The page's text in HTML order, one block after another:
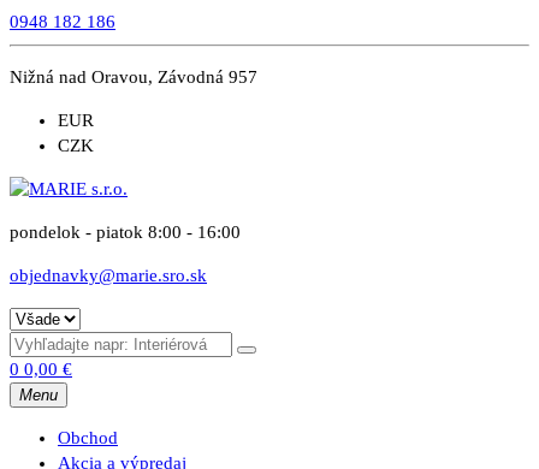
0948 182 186
Nižná nad Oravou, Závodná 957
EUR
CZK
pondelok - piatok 8:00 - 16:00
objednavky@marie.sro.sk
0 0,00 €
Menu
Obchod
Akcia a výpredaj